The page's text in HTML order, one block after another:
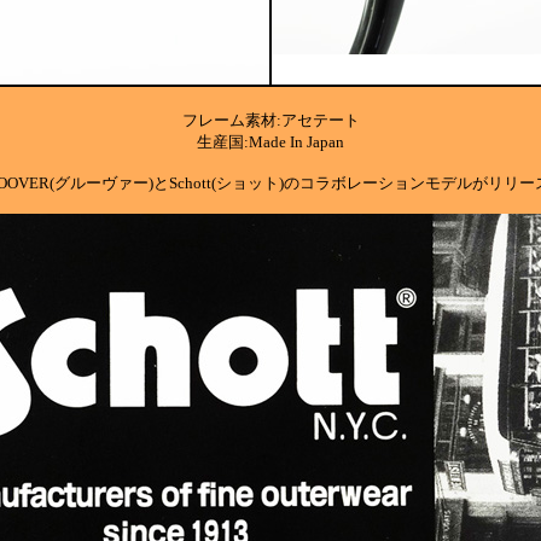
フレーム素材:アセテート
生産国:Made In Japan
グルーヴァー)とSchott(ショット)のコラボレーションモデルがリリー